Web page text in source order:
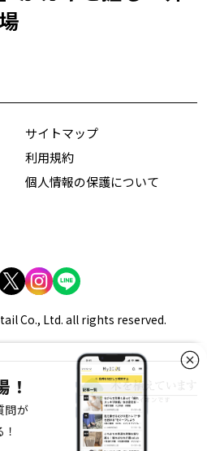
！
問が
サイトマップ
利用規約
個人情報の保護について
Co., Ltd. all rights reserved.